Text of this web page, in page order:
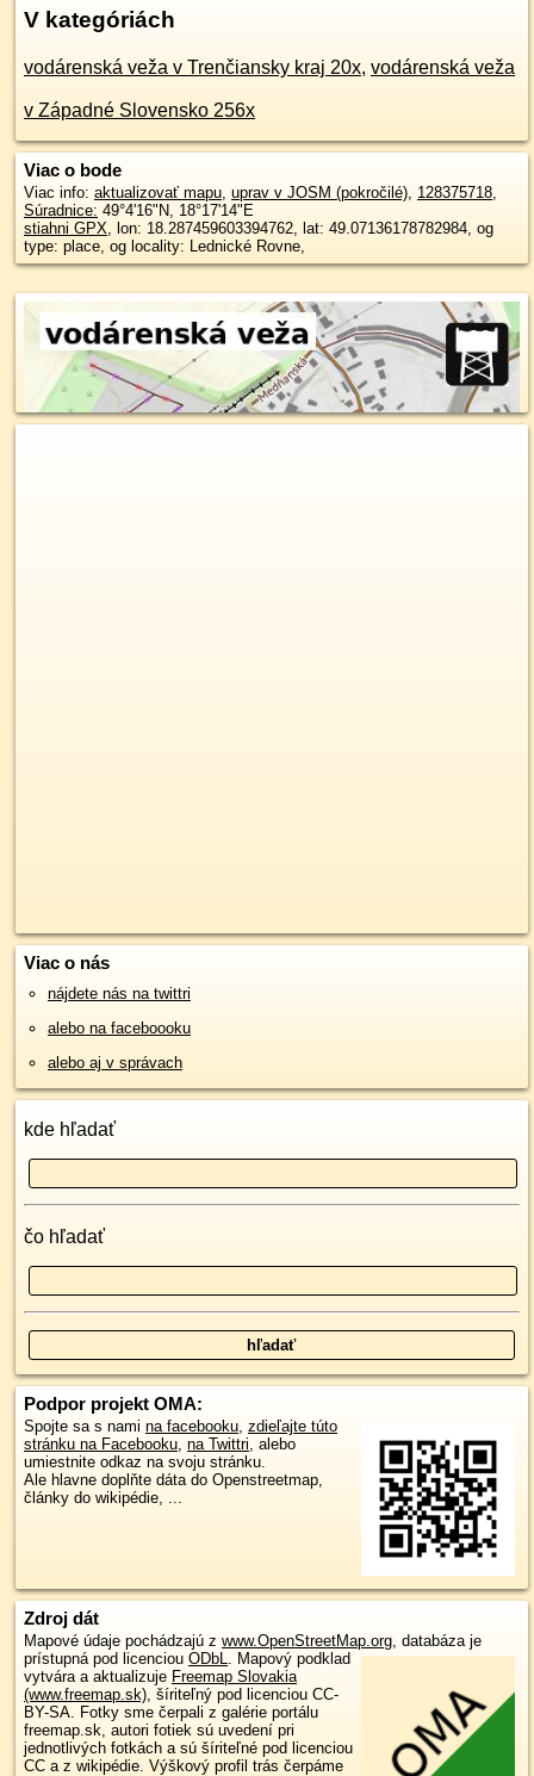
V kategóriách
vodárenská veža v Trenčiansky kraj 20x, vodárenská veža
v Západné Slovensko 256x
Viac o bode
Viac info: aktualizovať mapu, uprav v JOSM (pokročilé), 128375718,
Súradnice: 49°4'16"N, 18°17'14"E
stiahni GPX, lon: 18.287459603394762, lat: 49.07136178782984, og
type: place, og locality: Lednické Rovne,
Viac o nás
nájdete nás na twittri
alebo na faceboooku
alebo aj v správach
kde hľadať
čo hľadať
Podpor projekt OMA:
Spojte sa s nami na facebooku, zdieľajte túto
stránku na Facebooku, na Twittri, alebo
umiestnite odkaz na svoju stránku.
Ale hlavne doplňte dáta do Openstreetmap,
články do wikipédie, ...
Zdroj dát
Mapové údaje pochádzajú z www.OpenStreetMap.org, databáza je
prístupná pod licenciou ODbL. Mapový podklad
vytvára a aktualizuje Freemap Slovakia
(www.freemap.sk), šíriteľný pod licenciou CC-
BY-SA. Fotky sme čerpali z galérie portálu
freemap.sk, autori fotiek sú uvedení pri
jednotlivých fotkách a sú šíriteľné pod licenciou
CC a z wikipédie. Výškový profil trás čerpáme